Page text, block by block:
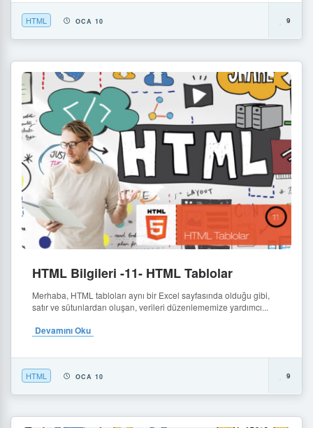
HTML OCA 10 9
HTML Bilgileri -11- HTML Tablolar
Merhaba, HTML tabloları aynı bir Excel sayfasında olduğu gibi,
satır ve sütunlardan oluşan, verileri düzenlememize yardımcı...
Devamını Oku
HTML OCA 10 9